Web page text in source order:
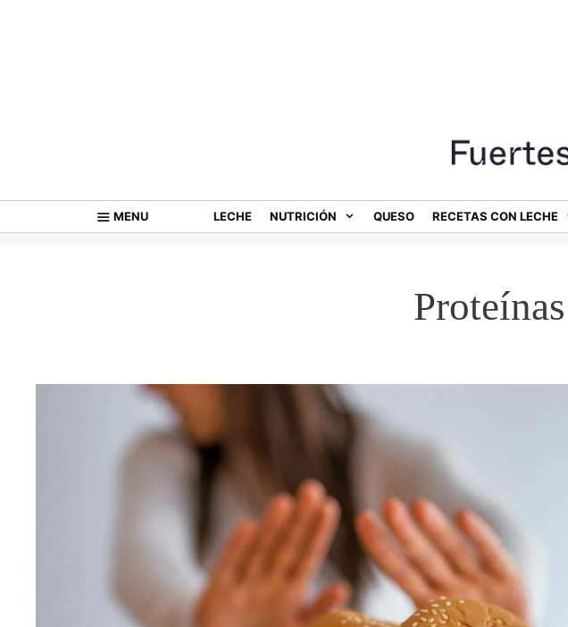
MENU LECHE NUTRICIÓN QUESO RECETAS CON LECHE